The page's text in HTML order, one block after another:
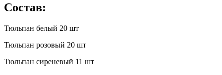
Состав:
Тюльпан белый 20 шт
Тюльпан розовый 20 шт
Тюльпан сиреневый 11 шт